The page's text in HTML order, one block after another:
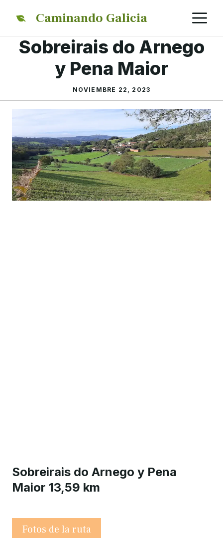
contenido
Caminando Galicia
Sobreirais do Arnego
y Pena Maior
NOVIEMBRE 22, 2023
Sobreirais do Arnego y Pena
Maior 13,59 km
Fotos de la ruta